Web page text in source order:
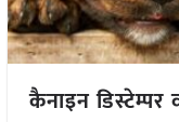
कैनाइन डिस्टेम्पर